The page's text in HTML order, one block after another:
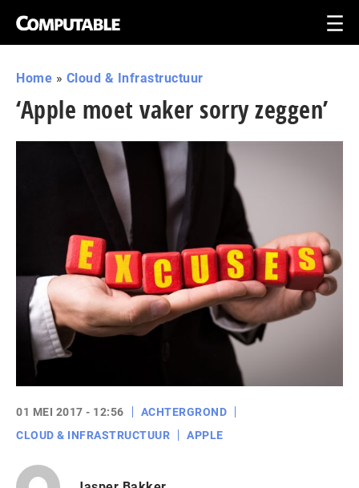
Home » Cloud & Infrastructuur
‘Apple moet vaker sorry zeggen’
01 MEI 2017 - 12:56
ACHTERGROND
CLOUD & INFRASTRUCTUUR
APPLE